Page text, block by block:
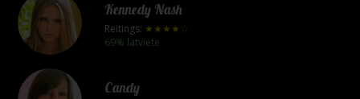
Kennedy Nash
Reitings: ★★★★☆
69% latviete
Candy